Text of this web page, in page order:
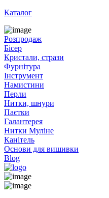
Каталог
Розпродаж
Бісер
Кристали, стрази
Фурнітура
Інструмент
Намистини
Перли
Нитки, шнури
Паєтки
Галантерея
Нитки Муліне
Канітель
Основи для вишивки
Blog